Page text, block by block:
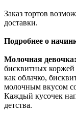
Заказ тортов
доставки.
Подробнее о
Молочная девочка:
бисквитных коржей
как облачко,
молочным вкусом
Каждый кусочек
детства.